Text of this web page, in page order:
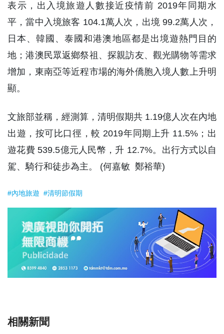
表示，出入境旅遊人數接近疫情前 2019年同期水
平，當中入境旅客 104.1萬人次，出境 99.2萬人次，
日本、韓國、泰國和港澳地區都是出境遊熱門目的
地；港澳民眾返鄉祭祖、探親訪友、觀光購物等需求
增加，東南亞等近程市場的海外僑胞入境人數上升明
顯。
文旅部並稱，經測算，清明假期共 1.19億人次在內地
出遊，按可比口徑，較 2019年同期上升 11.5%；出
遊花費 539.5億元人民幣，升 12.7%。出行方式以自
駕、騎行和徒步為主。 (何嘉敏 鄭裕華)
#內地旅遊 #清明節假期
相關新聞